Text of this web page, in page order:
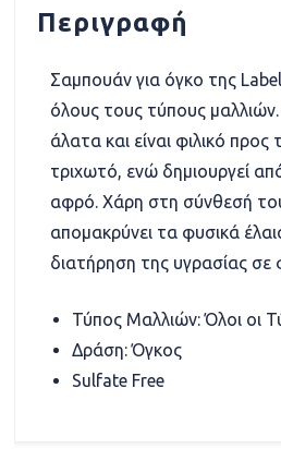
Περιγραφή
Σαμπουάν για όγκο της
όλους τους τύπους μαλλιών.
άλατα και είναι φιλικό
τριχωτό, ενώ δημιουργεί
αφρό. Χάρη στη σύνθεσή
απομακρύνει τα φυσικά
διατήρηση της υγρασίας σε
Τύπος Μαλλιών: Όλοι οι
Δράση: Όγκος
Sulfate Free